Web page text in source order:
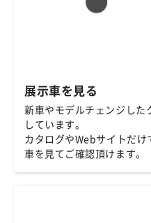
展示車を見る
新車やモデルチェンジした
しています。
カタログやWebサイトだ
車を見てご確認頂けます。